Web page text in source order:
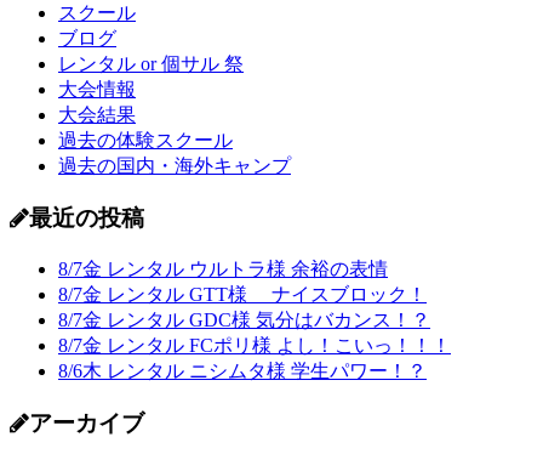
スクール
ブログ
レンタル or 個サル 祭
大会情報
大会結果
過去の体験スクール
過去の国内・海外キャンプ
最近の投稿
8/7金 レンタル ウルトラ様 余裕の表情
8/7金 レンタル GTT様 ナイスブロック！
8/7金 レンタル GDC様 気分はバカンス！？
8/7金 レンタル FCポリ様 よし！こいっ！！！
8/6木 レンタル ニシムタ様 学生パワー！？
アーカイブ